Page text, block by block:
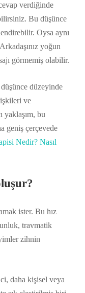
verdiğinde
Bu düşünce
Oysa aynı
yoğun
görmemiş olabilir.
düzeyinde
ve
yaklaşım, bu
geniş çerçevede
Nedir? Nasıl
ister. Bu hız
travmatik
zihnin
daha kişisel veya